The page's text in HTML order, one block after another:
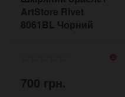
ArtStore Rivet
8061BL Чорний
700 грн.